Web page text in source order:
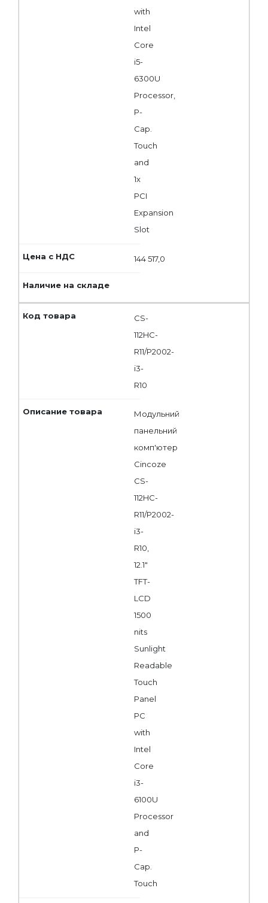
with
Intel
Core
i5-
6300U
Processor,
P-
Cap.
Touch
and
1x
PCI
Expansion
Slot
144 517,0
CS-
112HC-
R11/P2002-
i3-
R10
Модульний
панельний
комп'ютер
Cincoze
CS-
112HC-
R11/P2002-
i3-
R10,
12.1"
TFT-
LCD
1500
nits
Sunlight
Readable
Touch
Panel
PC
with
Intel
Core
i3-
6100U
Processor
and
P-
Cap.
Touch